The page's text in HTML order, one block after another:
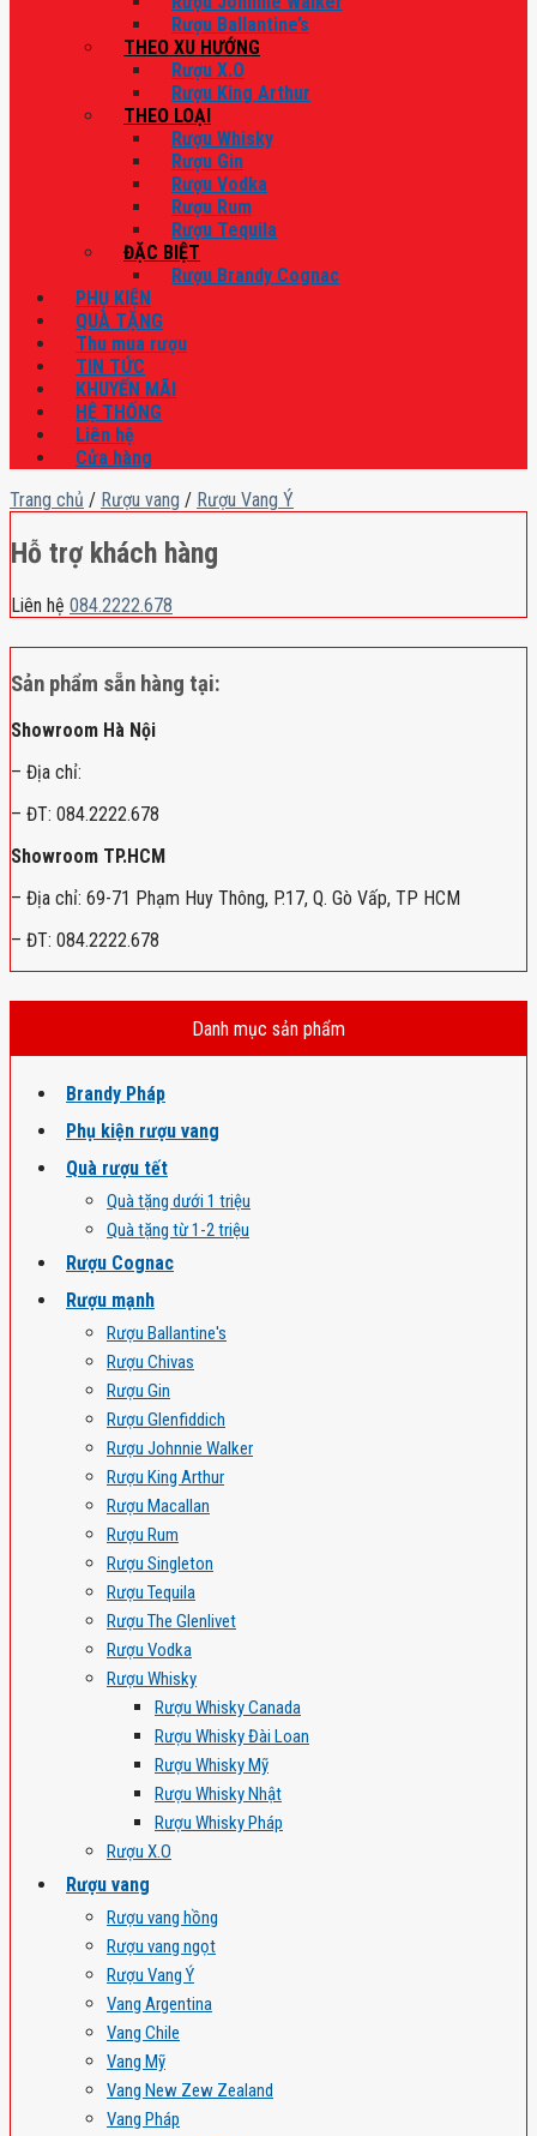
Rượu Ballantine’s
THEO XU HƯỚNG
Rượu X.O
Rượu King Arthur
THEO LOẠI
Rượu Whisky
Rượu Gin
Rượu Vodka
Rượu Rum
Rượu Tequila
ĐẶC BIỆT
Rượu Brandy Cognac
PHỤ KIỆN
QUÀ TẶNG
Thu mua rượu
TIN TỨC
KHUYẾN MÃI
HỆ THỐNG
Liên hệ
Cửa hàng
Trang chủ / Rượu vang / Rượu Vang Ý
Hỗ trợ khách hàng
Liên hệ 084.2222.678
Sản phẩm sẵn hàng tại:
Showroom Hà Nội
– Địa chỉ:
– ĐT: 084.2222.678
Showroom TP.HCM
– Địa chỉ: 69-71 Phạm Huy Thông, P.17, Q. Gò Vấp, TP HCM
– ĐT: 084.2222.678
Danh mục sản phẩm
Brandy Pháp
Phụ kiện rượu vang
Quà rượu tết
Quà tặng dưới 1 triệu
Quà tặng từ 1-2 triệu
Rượu Cognac
Rượu mạnh
Rượu Ballantine's
Rượu Chivas
Rượu Gin
Rượu Glenfiddich
Rượu Johnnie Walker
Rượu King Arthur
Rượu Macallan
Rượu Rum
Rượu Singleton
Rượu Tequila
Rượu The Glenlivet
Rượu Vodka
Rượu Whisky
Rượu Whisky Canada
Rượu Whisky Đài Loan
Rượu Whisky Mỹ
Rượu Whisky Nhật
Rượu Whisky Pháp
Rượu X.O
Rượu vang
Rượu vang hồng
Rượu vang ngọt
Rượu Vang Ý
Vang Argentina
Vang Chile
Vang Mỹ
Vang New Zew Zealand
Vang Pháp